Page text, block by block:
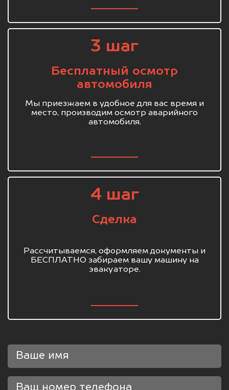
3 шаг
Бесплатный осмотр
автомобиля
Мы приезжаем в удобное для вас время и
место, производим осмотр аварийного
автомобиля.
4 шаг
Сделка
Рассчитываемся, оформляем документы и
БЕСПЛАТНО забираем вашу машину на
эвакуаторе.